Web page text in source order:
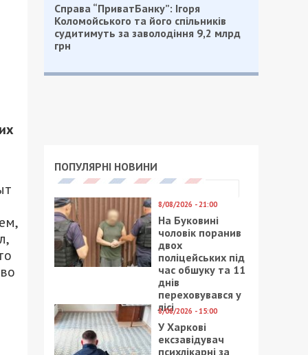
Справа “ПриватБанку”: Ігоря
Коломойського та його спільників
судитимуть за заволодіння 9,2 млрд
грн
ПОПУЛЯРНІ НОВИНИ
8/08/2026 - 21:00
На Буковині
чоловік поранив
двох
поліцейських під
час обшуку та 11
днів
переховувався у
лісі
8/08/2026 - 15:00
У Харкові
ексзавідувач
психлікарні за